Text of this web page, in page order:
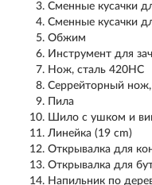
Сменные кусачки
Сменные кусачки
Обжим
Инструмент для
Нож, сталь 420HC
Серрейторный нож,
Пила
Шило с ушком и
Линейка (19 cm)
Открывалка для
Открывалка для
Напильник по